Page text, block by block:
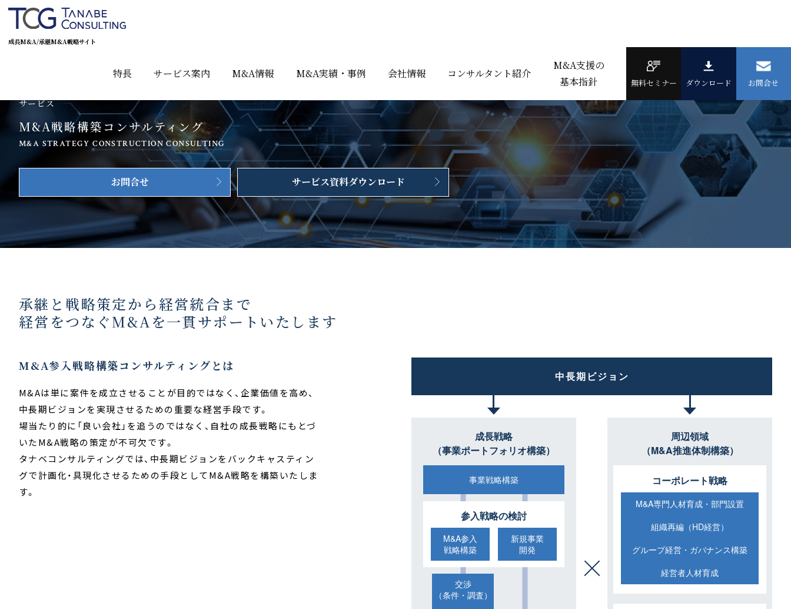
成長M&A/承継M&A戦略サイト
特長 サービス案内 M&A情報 M&A実績・事例 会社情報 コンサルタント紹介
M&A支援の
基本指針
無料セミナー ダウンロード お問合せ
サービス
M&A戦略構築コンサルティング
M&A STRATEGY CONSTRUCTION CONSULTING
お問合せ サービス資料ダウンロード
承継と戦略策定から経営統合まで
経営をつなぐM&Aを一貫サポートいたします
M&A参入戦略構築コンサルティングとは
M&Aは単に案件を成立させることが目的ではなく、企業価値を高め、
中長期ビジョンを実現させるための重要な経営手段です。
場当たり的に「良い会社」を追うのではなく、自社の成長戦略にもとづ
いたM&A戦略の策定が不可欠です。
タナベコンサルティングでは、中長期ビジョンをバックキャスティン
グで計画化・具現化させるための手段としてM&A戦略を構築いたしま
す。
中長期ビジョン
成長戦略
（事業ポートフォリオ構築）
事業戦略構築
参入戦略の検討
M&A参入
戦略構築
新規事業
開発
交渉
（条件・調査）
周辺領域
（M&A推進体制構築）
コーポレート戦略
M&A専門人材育成・部門設置
組織再編（HD経営）
グループ経営・ガバナンス構築
経営者人材育成